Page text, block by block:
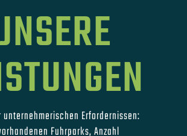
Erfordernissen:
Fuhrparks, Anzahl